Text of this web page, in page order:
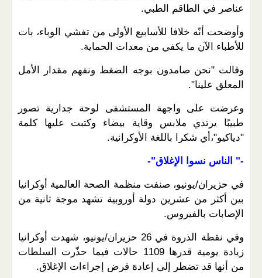
عناصر في الطاقم الطبي.
وأوضحت أنّه خلافا للأسابيع الأولى من تفشي الوباء، بات
للأطباء الآن ما يكفي من معدات الحماية.
وقالت "نحن صامدون بوجه الضغط ونفهم مقدار الأمل
المعلق علينا".
وعرضت على واجهة المستشفى لوحة جدارية تصور
طبيبًا يرتدي ملابس وقاية بيضاء وكتبت عليها كلمة
"دياكيو"،أي شكرا باللغة الأوكرانية.
-" الناس نسوا الإغلاق"-
في حزيران/يونيو، صنفت منظمة الصحة العالمية أوكرانيا
بين أكثر من عشرين دولة أوروبية تشهد موجة ثانية من
الإصابات بالفيروس.
وفي نقطة الذروة في 26 حزيران/يونيو، شهدت أوكرانيا
زيادة يومية قدرها 1109 حالات فيما حذّرت السلطات
من أنها قد تضطر إلى إعادة فرض إجراءات الإغلاق.